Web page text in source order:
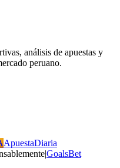
análisis de apuestas y
peruano.
ApuestaDiaria
|GoalsBet